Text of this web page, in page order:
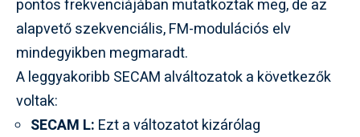
pontos frekvenciájában mutatkoztak meg, de az
alapvető szekvenciális, FM-modulációs elv
mindegyikben megmaradt.
A leggyakoribb SECAM alváltozatok a következők
voltak:
SECAM L: Ezt a változatot kizárólag